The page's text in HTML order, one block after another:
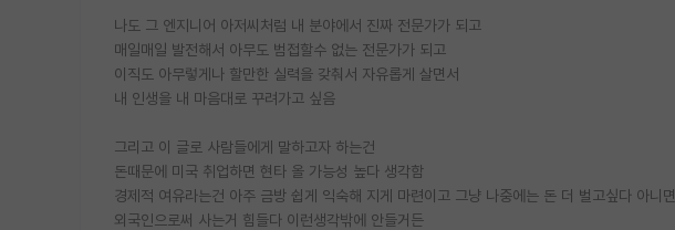
나도 그 엔지니어 아저씨처럼 내 분야에서 진짜 전문가가 되고
매일매일 발전해서 아무도 범접할수 없는 전문가가 되고
이직도 아무렇게나 할만한 실력을 갖춰서 자유롭게 살면서
내 인생을 내 마음대로 꾸려가고 싶음
그리고 이 글로 사람들에게 말하고자 하는건
돈때문에 미국 취업하면 현타 올 가능성 높다 생각함
경제적 여유라는건 아주 금방 쉽게 익숙해 지게 마련이고 그냥 나중에는 돈 더 벌고싶다 아니면
외국인으로써 사는거 힘들다 이런생각밖에 안들거든